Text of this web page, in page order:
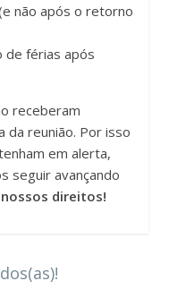
não após o retorno
de férias após
receberam
reunião. Por isso
em alerta,
seguir avançando
direitos!